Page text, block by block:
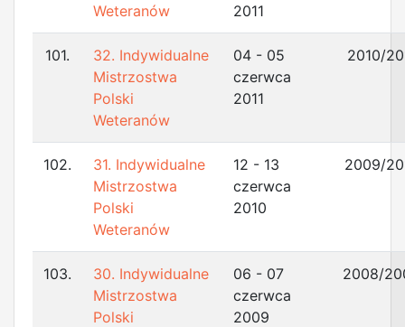
Weteranów
2011
101.
32. Indywidualne
Mistrzostwa
Polski
Weteranów
04 - 05
czerwca
2011
2010/
102.
31. Indywidualne
Mistrzostwa
Polski
Weteranów
12 - 13
czerwca
2010
2009/
103.
30. Indywidualne
Mistrzostwa
Polski
06 - 07
czerwca
2009
2008/